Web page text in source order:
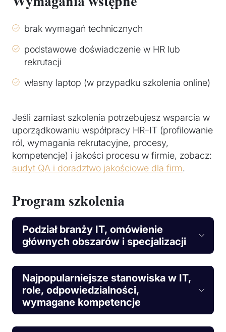
brak wymagań technicznych
podstawowe doświadczenie w HR lub
rekrutacji
własny laptop (w przypadku szkolenia online)
Jeśli zamiast szkolenia potrzebujesz wsparcia w
uporządkowaniu współpracy HR–IT (profilowanie
ról, wymagania rekrutacyjne, procesy,
kompetencje) i jakości procesu w firmie, zobacz:
audyt QA i doradztwo jakościowe dla firm.
Program szkolenia
Podział branży IT, omówienie
głównych obszarów i specjalizacji
Najpopularniejsze stanowiska w IT,
role, odpowiedzialności,
wymagane kompetencje